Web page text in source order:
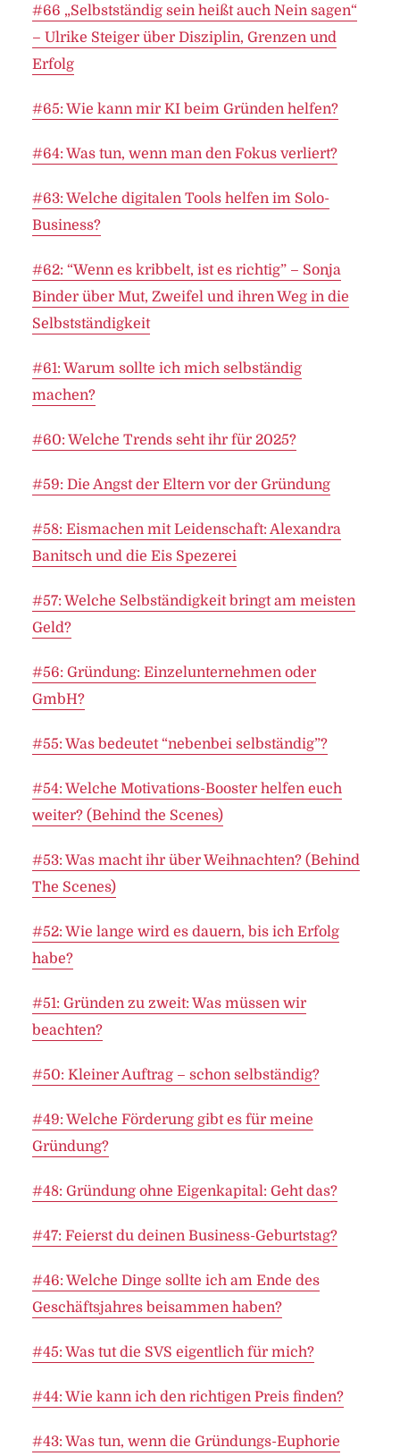
#66 „Selbstständig sein heißt auch Nein sagen“
– Ulrike Steiger über Disziplin, Grenzen und
Erfolg
#65: Wie kann mir KI beim Gründen helfen?
#64: Was tun, wenn man den Fokus verliert?
#63: Welche digitalen Tools helfen im Solo-
Business?
#62: “Wenn es kribbelt, ist es richtig” – Sonja
Binder über Mut, Zweifel und ihren Weg in die
Selbstständigkeit
#61: Warum sollte ich mich selbständig
machen?
#60: Welche Trends seht ihr für 2025?
#59: Die Angst der Eltern vor der Gründung
#58: Eismachen mit Leidenschaft: Alexandra
Banitsch und die Eis Spezerei
#57: Welche Selbständigkeit bringt am meisten
Geld?
#56: Gründung: Einzelunternehmen oder
GmbH?
#55: Was bedeutet “nebenbei selbständig”?
#54: Welche Motivations-Booster helfen euch
weiter? (Behind the Scenes)
#53: Was macht ihr über Weihnachten? (Behind
The Scenes)
#52: Wie lange wird es dauern, bis ich Erfolg
habe?
#51: Gründen zu zweit: Was müssen wir
beachten?
#50: Kleiner Auftrag – schon selbständig?
#49: Welche Förderung gibt es für meine
Gründung?
#48: Gründung ohne Eigenkapital: Geht das?
#47: Feierst du deinen Business-Geburtstag?
#46: Welche Dinge sollte ich am Ende des
Geschäftsjahres beisammen haben?
#45: Was tut die SVS eigentlich für mich?
#44: Wie kann ich den richtigen Preis finden?
#43: Was tun, wenn die Gründungs-Euphorie